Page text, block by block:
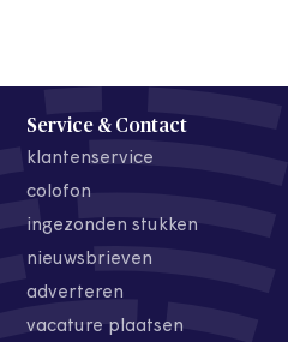
Service & Contact
klantenservice
colofon
ingezonden stukken
nieuwsbrieven
adverteren
vacature plaatsen